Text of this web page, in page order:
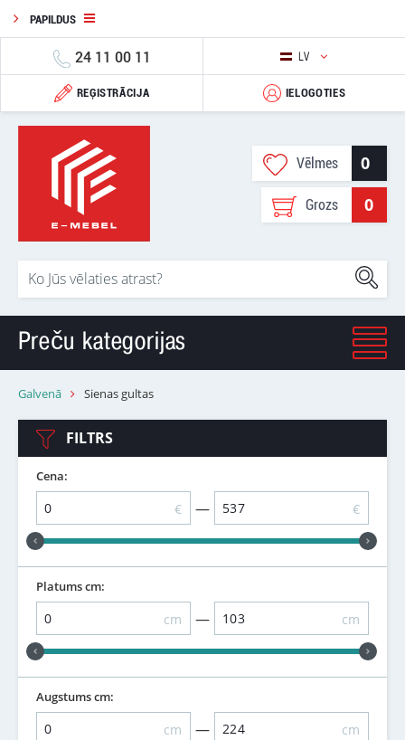
PAPILDUS
24 11 00 11 LV
REĢISTRĀCIJA IELOGOTIES
Vēlmes 0
Grozs 0
Preču kategorijas
Galvenā Sienas gultas
FILTRS
Cena:
€ — €
Platums cm:
cm — cm
Augstums cm:
cm — cm